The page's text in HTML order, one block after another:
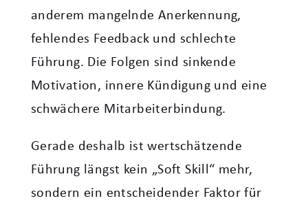
anderem mangelnde Anerkennung,
fehlendes Feedback und schlechte
Führung. Die Folgen sind sinkende
Motivation, innere Kündigung und eine
schwächere Mitarbeiterbindung.
Gerade deshalb ist wertschätzende
Führung längst kein „Soft Skill“ mehr,
sondern ein entscheidender Faktor für